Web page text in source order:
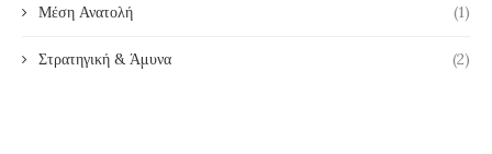
Μέση Ανατολή (1)
Στρατηγική & Άμυνα (2)